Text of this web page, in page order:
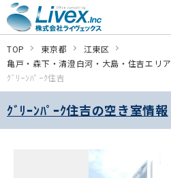
TOP 東京都
江東区
亀戸・森下・清澄白河・大島・住吉エリア
ｸﾞﾘｰﾝﾊﾟｰｸ住吉
ｸﾞﾘｰﾝﾊﾟｰｸ住吉の空き室情報